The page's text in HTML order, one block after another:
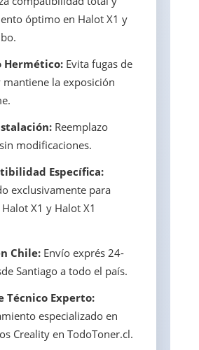
óptimo en Halot X1 y
Hermético: Evita fugas de
mantiene la exposición
Reemplazo
modificaciones.
Específica:
exclusivamente para
X1 y Halot X1
Chile: Envío exprés 24-
Santiago a todo el país.
Técnico Experto:
especializado en
Creality en TodoToner.cl.